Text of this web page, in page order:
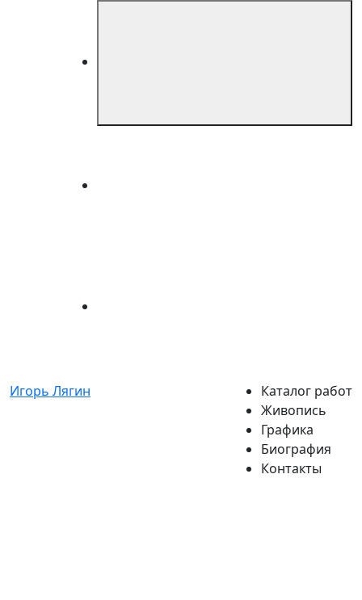
Игорь Лягин
Каталог работ
Живопись
Графика
Биография
Контакты